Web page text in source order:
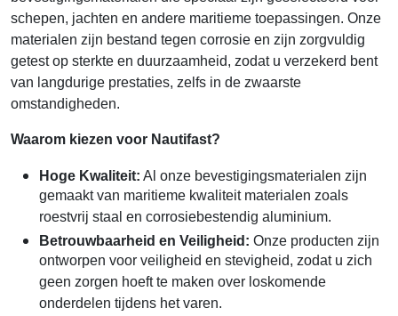
schepen, jachten en andere maritieme toepassingen. Onze
materialen zijn bestand tegen corrosie en zijn zorgvuldig
getest op sterkte en duurzaamheid, zodat u verzekerd bent
van langdurige prestaties, zelfs in de zwaarste
omstandigheden.
Waarom kiezen voor Nautifast?
Hoge Kwaliteit: Al onze bevestigingsmaterialen zijn
gemaakt van maritieme kwaliteit materialen zoals
roestvrij staal en corrosiebestendig aluminium.
Betrouwbaarheid en Veiligheid: Onze producten zijn
ontworpen voor veiligheid en stevigheid, zodat u zich
geen zorgen hoeft te maken over loskomende
onderdelen tijdens het varen.